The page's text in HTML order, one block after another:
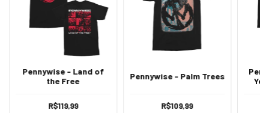
Pennywise - Land of
the Free
R$119,99
Pennywise - Palm Trees
R$109,99